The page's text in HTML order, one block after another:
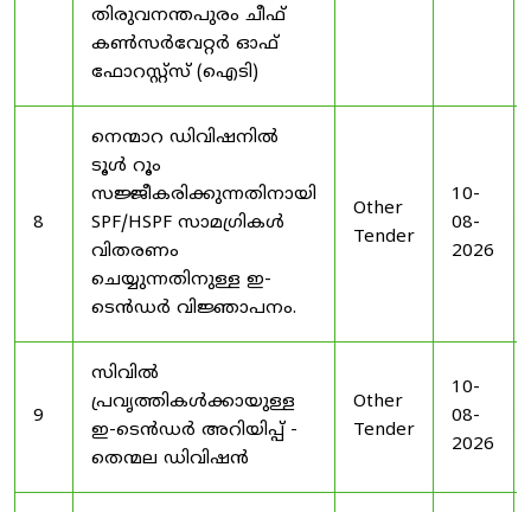
തിരുവനന്തപുരം ചീഫ്
കൺസർവേറ്റർ ഓഫ്
ഫോറസ്റ്റ്സ് (ഐടി)
8
നെന്മാറ ഡിവിഷനിൽ
ടൂൾ റൂം
സജ്ജീകരിക്കുന്നതിനായി
SPF/HSPF സാമഗ്രികൾ
വിതരണം
ചെയ്യുന്നതിനുള്ള ഇ-
ടെൻഡർ വിജ്ഞാപനം.
Other
Tender
10-
08-
2026
9
സിവിൽ
പ്രവൃത്തികൾക്കായുള്ള
ഇ-ടെൻഡർ അറിയിപ്പ് -
തെന്മല ഡിവിഷൻ
Other
Tender
10-
08-
2026